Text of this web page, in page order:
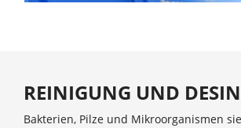
REINIGUNG UND
Bakterien, Pilze und Mikroorganismen